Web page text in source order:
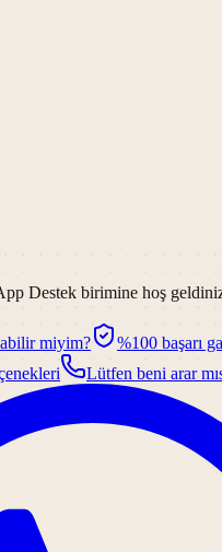
Destek birimine hoş
miyim?
%100 başarı
Lütfen beni arar